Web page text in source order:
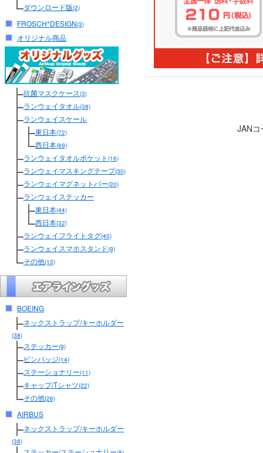
ダウンロード版(2)
FROSCH*DESIGN(3)
オリジナル商品
抗菌マスクケース(3)
ランウェイタオル(38)
ランウェイスケール
東日本(72)
西日本(89)
ランウェイタオルポケット (16)
ランウェイマスキングテープ(30)
ランウェイマグネットバー(20)
ランウェイステッカー
東日本(44)
西日本(32)
ランウェイフライトタグ(40)
ランウェイスマホスタンド(9)
その他(13)
BOEING
ネックストラップ/キーホルダー
(38)
ステッカー(9)
ピンバッジ(14)
ステーショナリー(11)
キャップ/Tシャツ(22)
その他(26)
AIRBUS
ネックストラップ/キーホルダー
(38)
JAN